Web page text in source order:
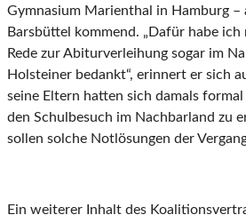
Gymnasium Marienthal in Hamburg –
Barsbüttel kommend. „Dafür habe
Rede zur Abiturverleihung sogar im
Holsteiner bedankt“, erinnert er sich
seine Eltern hatten sich damals
den Schulbesuch im Nachbarland zu
sollen solche Notlösungen der
Ein weiterer Inhalt des